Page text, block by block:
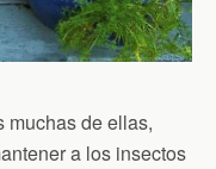
muchas de ellas,
a los insectos